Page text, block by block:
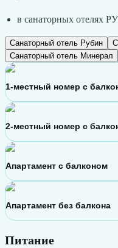
в санаторных
Санаторный отель Рубин
Санаторный отель Минерал
1-местный номер с
2-местный номер с
Апартамент с балконом
Апартамент без балкона
Питание